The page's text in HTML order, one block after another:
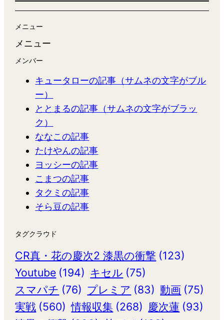
メニュー
メニュー
メンバー
キュータローの記事（サムネの文字がブル
ー）
ととまるの記事（サムネの文字がブラッ
ク）
ななこの記事
たけやんの記事
ヨッシーの記事
こまつの記事
タクミの記事
そら豆の記事
タグクラウド
CR真・花の慶次2 漆黒の衝撃 (123)
Youtube (194) キセル (75)
スマパチ (76) プレミア (83) 動画 (75)
実戦 (560) 情報収集 (268) 慶次蓮 (93)